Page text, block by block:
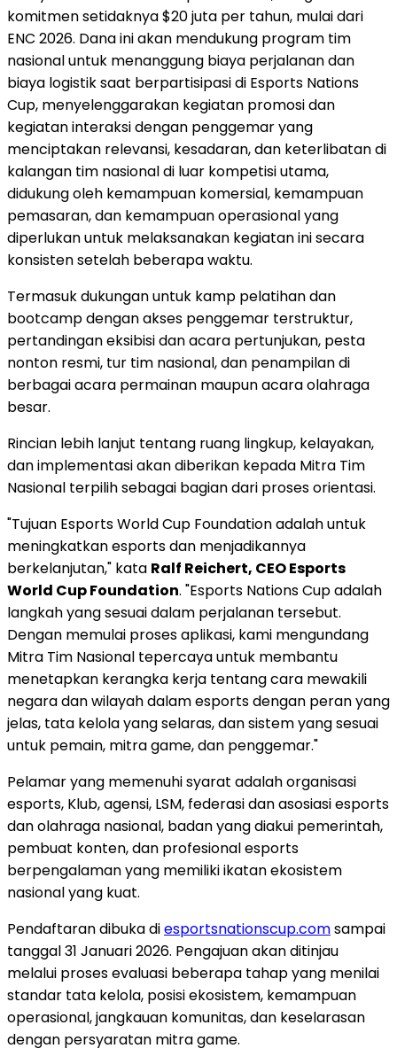
komitmen setidaknya $20 juta per tahun, mulai dari
ENC 2026. Dana ini akan mendukung program tim
nasional untuk menanggung biaya perjalanan dan
biaya logistik saat berpartisipasi di Esports Nations
Cup, menyelenggarakan kegiatan promosi dan
kegiatan interaksi dengan penggemar yang
menciptakan relevansi, kesadaran, dan keterlibatan di
kalangan tim nasional di luar kompetisi utama,
didukung oleh kemampuan komersial, kemampuan
pemasaran, dan kemampuan operasional yang
diperlukan untuk melaksanakan kegiatan ini secara
konsisten setelah beberapa waktu.
Termasuk dukungan untuk kamp pelatihan dan
bootcamp dengan akses penggemar terstruktur,
pertandingan eksibisi dan acara pertunjukan, pesta
nonton resmi, tur tim nasional, dan penampilan di
berbagai acara permainan maupun acara olahraga
besar.
Rincian lebih lanjut tentang ruang lingkup, kelayakan,
dan implementasi akan diberikan kepada Mitra Tim
Nasional terpilih sebagai bagian dari proses orientasi.
"Tujuan Esports World Cup Foundation adalah untuk
meningkatkan esports dan menjadikannya
berkelanjutan," kata Ralf Reichert, CEO Esports
World Cup Foundation. "Esports Nations Cup adalah
langkah yang sesuai dalam perjalanan tersebut.
Dengan memulai proses aplikasi, kami mengundang
Mitra Tim Nasional tepercaya untuk membantu
menetapkan kerangka kerja tentang cara mewakili
negara dan wilayah dalam esports dengan peran yang
jelas, tata kelola yang selaras, dan sistem yang sesuai
untuk pemain, mitra game, dan penggemar."
Pelamar yang memenuhi syarat adalah organisasi
esports, Klub, agensi, LSM, federasi dan asosiasi esports
dan olahraga nasional, badan yang diakui pemerintah,
pembuat konten, dan profesional esports
berpengalaman yang memiliki ikatan ekosistem
nasional yang kuat.
Pendaftaran dibuka diesportsnationscup.comsampai
tanggal 31 Januari 2026. Pengajuan akan ditinjau
melalui proses evaluasi beberapa tahap yang menilai
standar tata kelola, posisi ekosistem, kemampuan
operasional, jangkauan komunitas, dan keselarasan
dengan persyaratan mitra game.